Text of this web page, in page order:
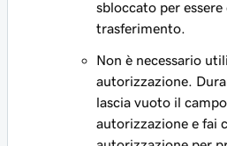
sbloccato per
trasferimento.
Non è necessario
autorizzazione.
lascia vuoto il
autorizzazione e fai